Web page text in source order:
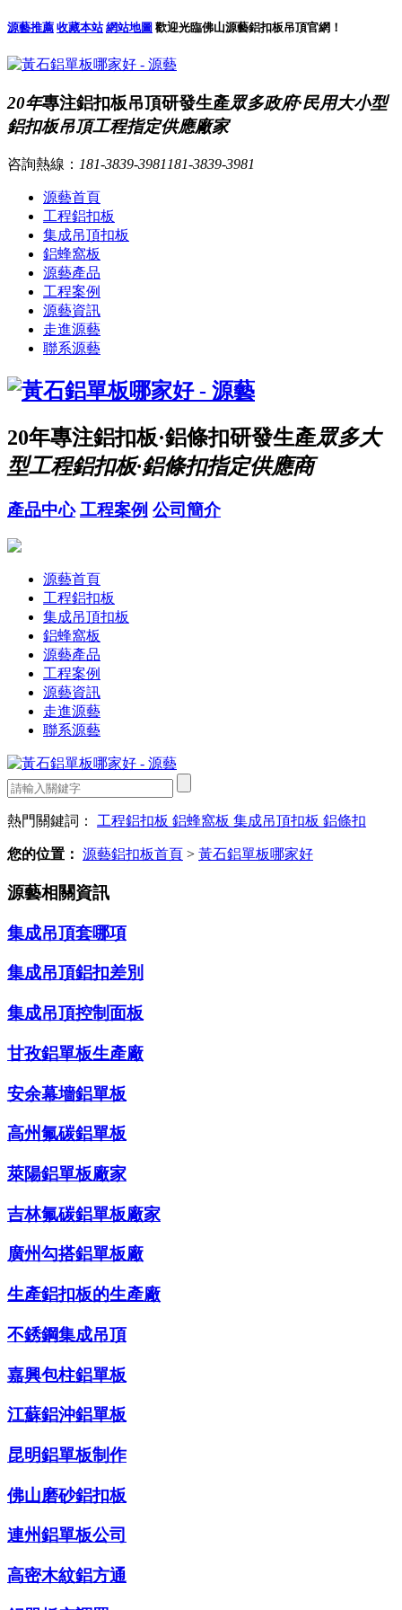
源藝推薦 收藏本站 網站地圖 歡迎光臨佛山源藝鋁扣板吊頂官網！
20年專注鋁扣板吊頂研發生產眾多政府·民用大小型
鋁扣板吊頂工程指定供應廠家
咨詢熱線： 181-3839-3981 181-3839-3981
源藝首頁
工程鋁扣板
集成吊頂扣板
鋁蜂窩板
源藝產品
工程案例
源藝資訊
走進源藝
聯系源藝
20年專注鋁扣板·鋁條扣研發生產眾多大
型工程鋁扣板·鋁條扣指定供應商
產品中心 工程案例 公司簡介
源藝首頁
工程鋁扣板
集成吊頂扣板
鋁蜂窩板
源藝產品
工程案例
源藝資訊
走進源藝
聯系源藝
熱門關鍵詞： 工程鋁扣板 鋁蜂窩板 集成吊頂扣板 鋁條扣
您的位置： 源藝鋁扣板首頁 > 黃石鋁單板哪家好
源藝相關資訊
集成吊頂套哪項
集成吊頂鋁扣差別
集成吊頂控制面板
甘孜鋁單板生產廠
安余幕墻鋁單板
高州氟碳鋁單板
萊陽鋁單板廠家
吉林氟碳鋁單板廠家
廣州勾搭鋁單板廠
生產鋁扣板的生產廠
不銹鋼集成吊頂
嘉興包柱鋁單板
江蘇鋁沖鋁單板
昆明鋁單板制作
佛山磨砂鋁扣板
連州鋁單板公司
高密木紋鋁方通